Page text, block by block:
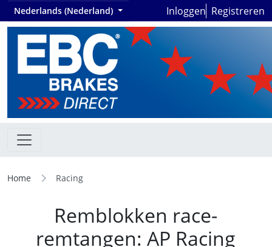
Nederlands (Nederland) Inloggen Registreren
Home Racing
Remblokken race-
remtangen: AP Racing